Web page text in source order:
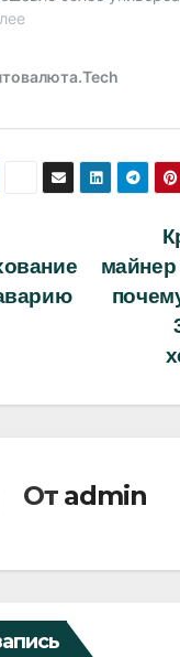
майнер
От admin